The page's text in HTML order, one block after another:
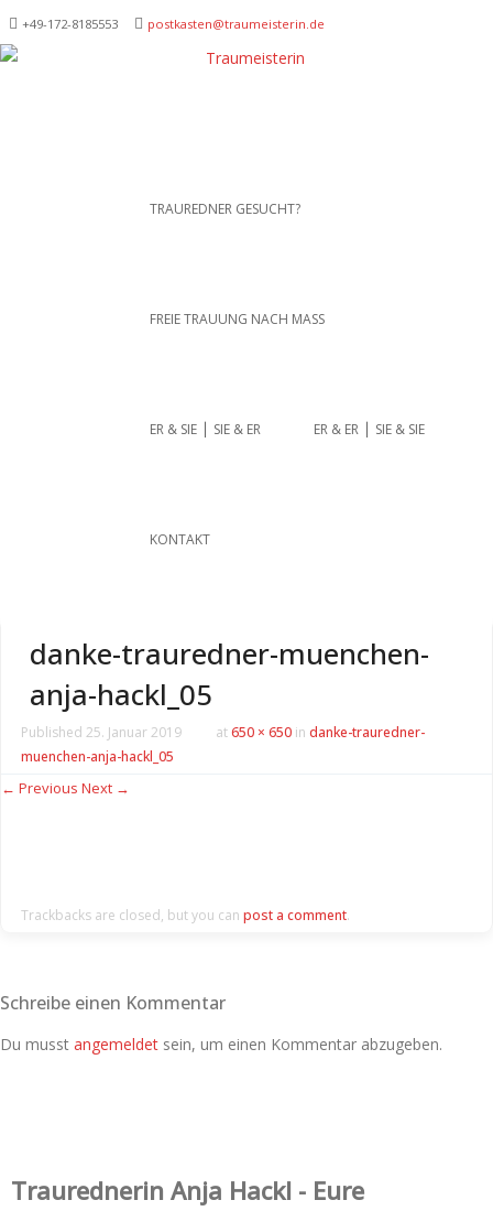
+49-172-­8185553 postkasten@traumeisterin.de
Traurednerein München,
Leidenschaft
SKIP TO CONTENT
TRAUREDNER GESUCHT?
FREIE TRAUUNG NACH MASS
ER & SIE ⎪ SIE & ER ER & ER ⎪ SIE & SIE
KONTAKT
danke-trauredner-muenchen-
anja-hackl_05
Published 25. Januar 2019 at650 × 650 in danke-trauredner-
muenchen-anja-hackl_05
← Previous Next →
Trackbacks are closed, but you can post a comment.
Schreibe einen Kommentar
Du musst angemeldet sein, um einen Kommentar abzugeben.
Trauredner‌in Anja Hackl - Eure